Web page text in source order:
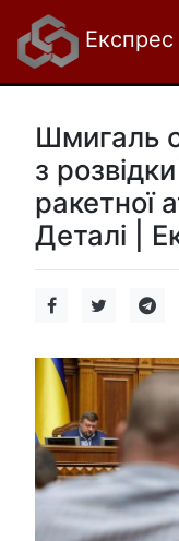
Шмигаль
з
ракетної
Деталі |